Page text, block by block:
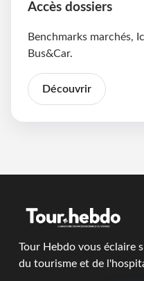
Accès dossiers
Benchmarks marchés,
Bus&Car.
Découvrir
Tour Hebdo vous éclaire
du tourisme et de